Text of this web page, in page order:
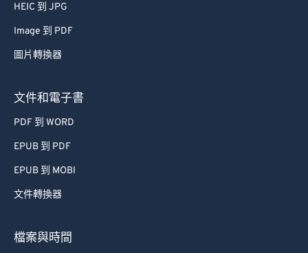
HEIC 到 JPG
Image 到 PDF
圖片轉換器
文件和電子書
PDF 到 WORD
EPUB 到 PDF
EPUB 到 MOBI
文件轉換器
檔案與時間